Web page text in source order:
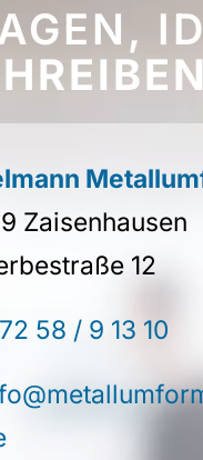
Zaisenhausen
12
58 / 9 13 10
m t ll mf